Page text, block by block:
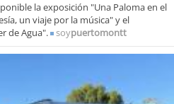
la exposición "Una Paloma en el
un viaje por la música" y el
de Agua".
soypuertomontt